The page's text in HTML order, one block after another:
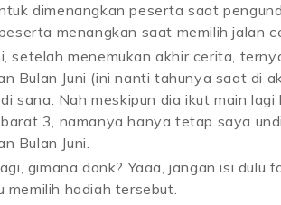
dimenangkan peserta saat
menangkan saat memilih jalan
setelah menemukan akhir cerita,
Bulan Juni (ini nanti tahunya saat di
sana. Nah meskipun dia ikut main lagi
3, namanya hanya tetap saya
Bulan Juni.
gimana donk? Yaaa, jangan isi dulu
memilih hadiah tersebut.